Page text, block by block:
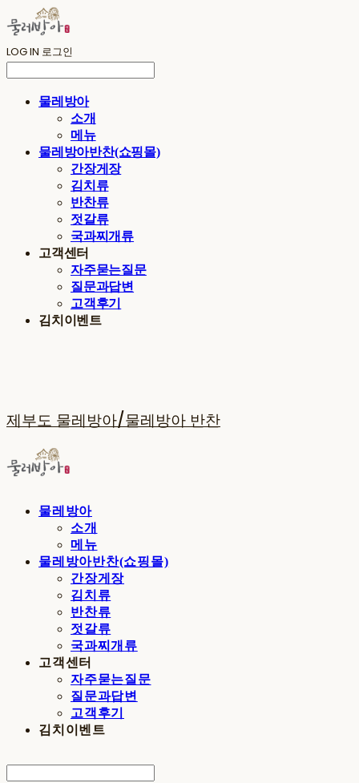
LOG IN 로그인
물레방아
소개
메뉴
물레방아반찬(쇼핑몰)
간장게장
김치류
반찬류
젓갈류
국과찌개류
고객센터
자주묻는질문
질문과답변
고객후기
김치이벤트
제부도 물레방아/물레방아 반찬
물레방아
소개
메뉴
물레방아반찬(쇼핑몰)
간장게장
김치류
반찬류
젓갈류
국과찌개류
고객센터
자주묻는질문
질문과답변
고객후기
김치이벤트